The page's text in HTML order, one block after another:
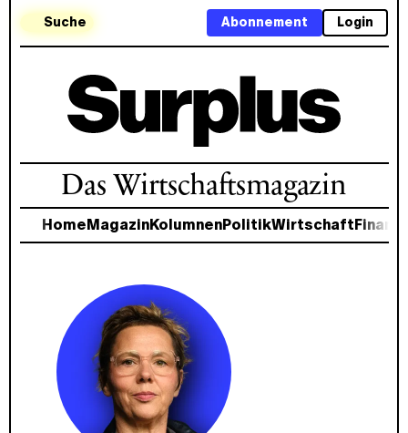
Suche Login
Abonnement
Das Wirtschaftsmagazin
Home MagazinKolumnenPolitikWirtschaft